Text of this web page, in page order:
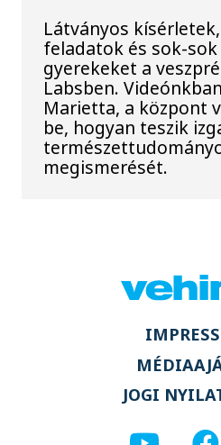
Látványos
feladatok és sok-
gyerekeket a
Labsben.
Marietta, a központ
be, hogyan teszik
megismerését.
JOGI